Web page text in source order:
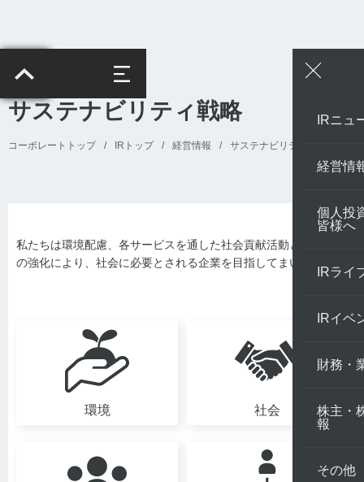
IRニュ
経営情
個人投
皆様へ
IRライ
IRイベ
財務・
株主・
報
その他
サステナビリティ戦略
コーポレートトップ / IRトップ / 経営情報 / サステナビリティ戦略
私たちは環境配慮、各サービスを通した社会貢献活動と人的資本
の強化により、社会に必要とされる企業を目指してまいります。
環境 社会